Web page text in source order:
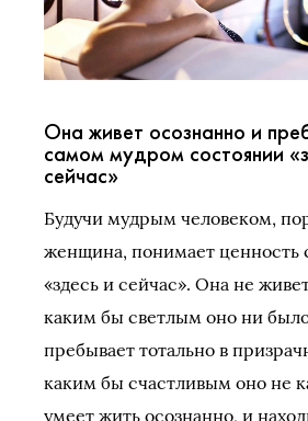
Она живет осознанно и
самом мудром состоянии
сейчас»
Будучи мудрым человеком,
женщина, понимает ценность
«здесь и сейчас». Она не
каким бы светлым оно ни
пребывает тотально в
каким бы счастливым оно не
умеет жить осознанно, и